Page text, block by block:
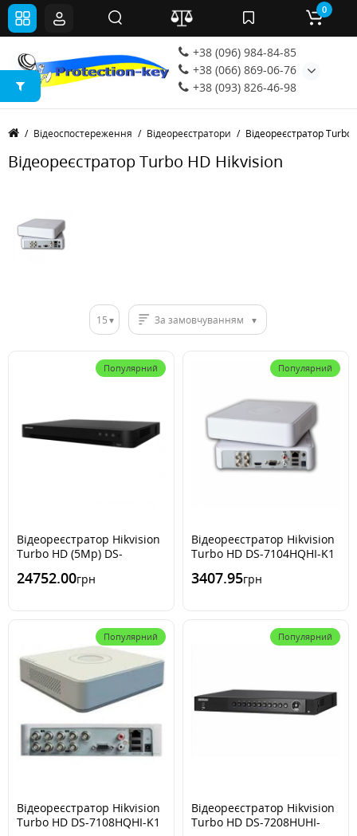
+38 (096) 984-84-85
+38 (066) 869-06-76
+38 (093) 826-46-98
0
Відеоспостереження Відеореєстратори Відеореєстратор
Відеореєстратор Turbo HD Hikvision
15 За замовчуванням
Популярний
Відеореєстратор Hikvision
Turbo HD (5Mp) DS-
ACUSENSE
24752.00грн
Популярний
Відеореєстратор Hikvision
Turbo HD DS-7104HQHI-K1
3407.95грн
Популярний
Відеореєстратор Hikvision
Turbo HD DS-7108HQHI-K1
Популярний
Відеореєстратор Hikvision
Turbo HD DS-7208HUHI-